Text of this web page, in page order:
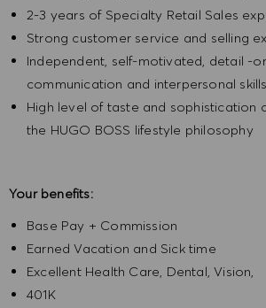
2-3 years of Specialty Retail Sales
Strong customer service and selling
Independent, self-motivated, detail -
communication and interpersonal skills
High level of taste and sophistication
the HUGO BOSS lifestyle philosophy
Your benefits:
Base Pay + Commission
Earned Vacation and Sick time
Excellent Health Care, Dental, Vision,
401K